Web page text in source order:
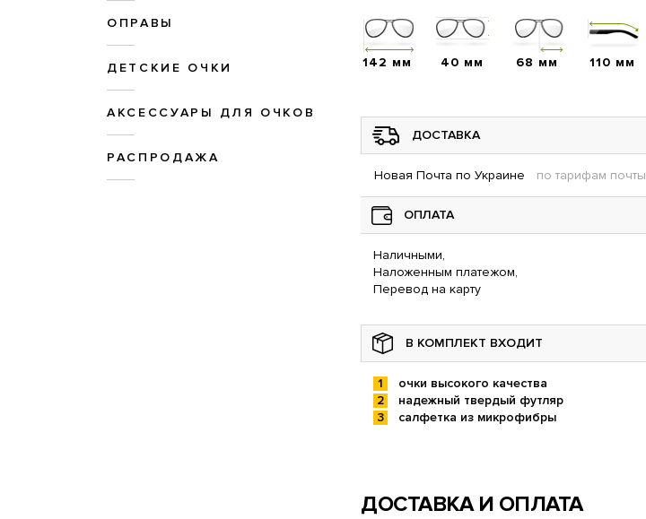
ОПРАВЫ
ДЕТСКИЕ ОЧКИ
АКСЕССУАРЫ ДЛЯ ОЧКОВ
РАСПРОДАЖА
142 мм
40 мм 68 мм 110 мм
ДОСТАВКА
Новая Почта по Украине по тарифам почты
ОПЛАТА
Наличными,
Наложенным платежом,
Перевод на карту
В КОМПЛЕКТ ВХОДИТ
очки высокого качества
надежный твердый футляр
салфетка из микрофибры
ДОСТАВКА И ОПЛАТА